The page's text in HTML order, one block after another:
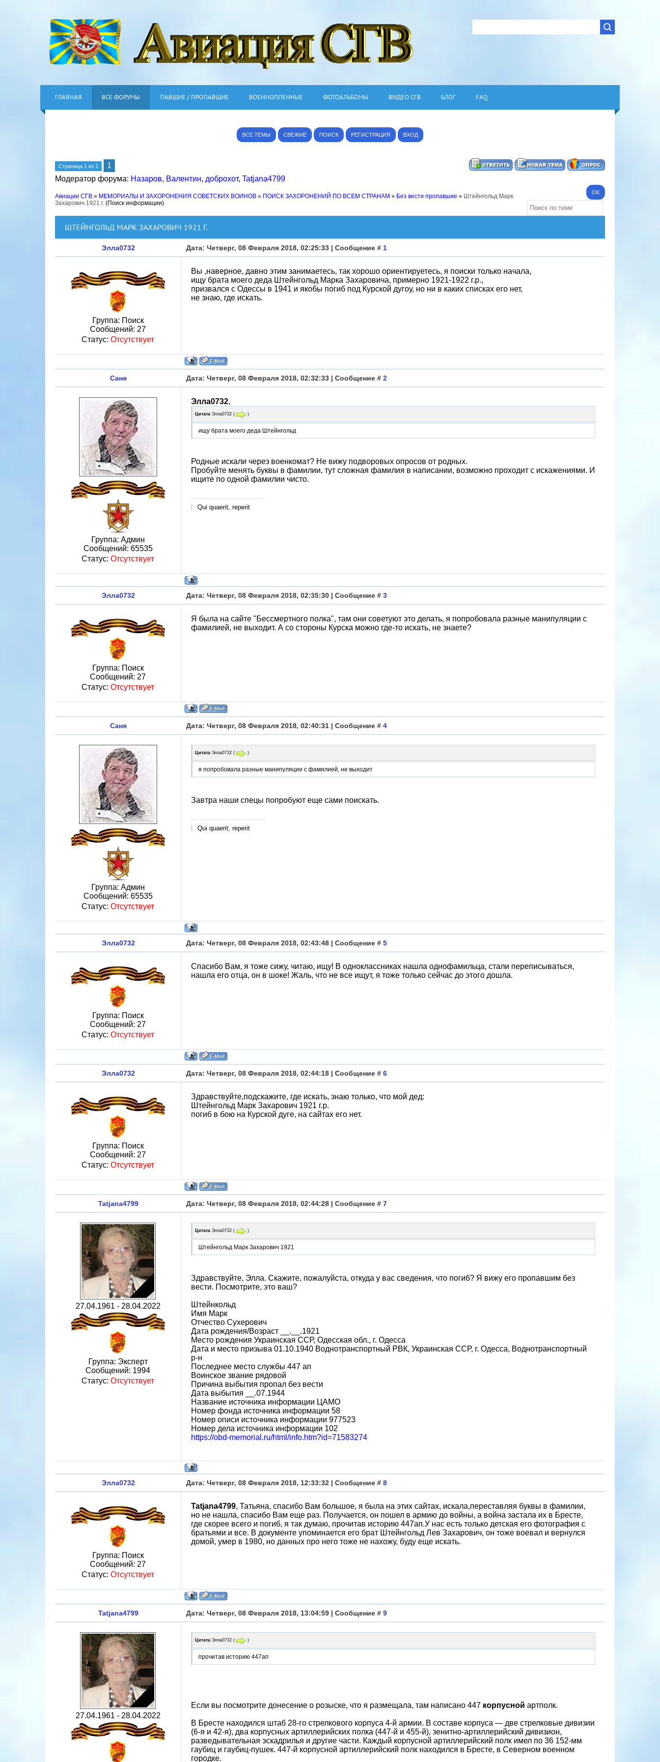
ГЛАВНАЯ ВСЕ ФОРУМЫ ПАВШИЕ / ПРОПАВШИЕ ВОЕННОПЛЕННЫЕ ФОТОАЛЬБОМЫ ВИДЕО СГВ БЛОГ FAQ
ВСЕ ТЕМЫ СВЕЖИЕ ПОИСК РЕГИСТРАЦИЯ ВХОД
Страница 1 из 1
1
Модератор форума: Назаров, Валентин, доброхот, Tatjana4799
Авиации СГВ » МЕМОРИАЛЫ И ЗАХОРОНЕНИЯ СОВЕТСКИХ ВОИНОВ » ПОИСК ЗАХОРОНЕНИЙ ПО ВСЕМ СТРАНАМ » Без вести пропавшие » Штейнгольд Марк
Захарович 1921 г. (Поиск информации)
ШТЕЙНГОЛЬД МАРК ЗАХАРОВИЧ 1921 Г.
Элла0732 Дата: Четверг, 08 Февраля 2018, 02:25:33 | Сообщение # 1
Группа: Поиск
Сообщений: 27
Статус: Отсутствует
Вы ,наверное, давно этим занимаетесь, так хорошо ориентируетесь, я поиски только начала,
ищу брата моего деда Штейнгольд Марка Захаровича, примерно 1921-1922 г.р.,
призвался с Одессы в 1941 и якобы погиб под Курской дугоу, но ни в каких списках его нет,
не знаю, где искать.
Саня Дата: Четверг, 08 Февраля 2018, 02:32:33 | Сообщение # 2
Группа: Админ
Сообщений: 65535
Статус: Отсутствует
Элла0732,
Цитата Элла0732 ( )
ищу брата моего деда Штейнгольд
Родные искали через военкомат? Не вижу подворовых опросов от родных.
Пробуйте менять буквы в фамилии, тут сложная фамилия в написании, возможно проходит с искажениями. И
ищите по одной фамилии чисто.
Qui quaerit, reperit
Элла0732 Дата: Четверг, 08 Февраля 2018, 02:35:30 | Сообщение # 3
Группа: Поиск
Сообщений: 27
Статус: Отсутствует
Я была на сайте "Бессмертного полка", там они советуют это делать, я попробовала разные манипуляции с
фамилией, не выходит. А со стороны Курска можно где-то искать, не знаете?
Саня Дата: Четверг, 08 Февраля 2018, 02:40:31 | Сообщение # 4
Группа: Админ
Сообщений: 65535
Статус: Отсутствует
Цитата Элла0732 ( )
я попробовала разные манипуляции с фамилией, не выходит
Завтра наши спецы попробуют еще сами поискать.
Qui quaerit, reperit
Элла0732 Дата: Четверг, 08 Февраля 2018, 02:43:48 | Сообщение # 5
Группа: Поиск
Сообщений: 27
Статус: Отсутствует
Спасибо Вам, я тоже сижу, читаю, ищу! В одноклассниках нашла однофамильца, стали переписываться,
нашла его отца, он в шоке! Жаль, что не все ищут, я тоже только сейчас до этого дошла.
Элла0732 Дата: Четверг, 08 Февраля 2018, 02:44:18 | Сообщение # 6
Группа: Поиск
Сообщений: 27
Статус: Отсутствует
Здравствуйте,подскажите, где искать, знаю только, что мой дед:
Штейнгольд Марк Захарович 1921 г.р.
погиб в бою на Курской дуге, на сайтах его нет.
Tatjana4799 Дата: Четверг, 08 Февраля 2018, 02:44:28 | Сообщение # 7
27.04.1961 - 28.04.2022
Группа: Эксперт
Сообщений: 1994
Статус: Отсутствует
Цитата Элла0732 ( )
Штейнгольд Марк Захарович 1921
Здравствуйте, Элла. Скажите, пожалуйста, откуда у вас сведения, что погиб? Я вижу его пропавшим без
вести. Посмотрите, это ваш?
Штейнкольд
Имя Марк
Отчество Сухерович
Дата рождения/Возраст __.__.1921
Место рождения Украинская ССР, Одесская обл., г. Одесса
Дата и место призыва 01.10.1940 Воднотранспортный РВК, Украинская ССР, г. Одесса, Воднотранспортный
р-н
Последнее место службы 447 ап
Воинское звание рядовой
Причина выбытия пропал без вести
Дата выбытия __.07.1944
Название источника информации ЦАМО
Номер фонда источника информации 58
Номер описи источника информации 977523
Номер дела источника информации 102
https://obd-memorial.ru/html/info.htm?id=71583274
Элла0732 Дата: Четверг, 08 Февраля 2018, 12:33:32 | Сообщение # 8
Группа: Поиск
Сообщений: 27
Статус: Отсутствует
Tatjana4799, Татьяна, спасибо Вам большое, я была на этих сайтах, искала,переставляя буквы в фамилии,
но не нашла, спасибо Вам еще раз. Получается, он пошел в армию до войны, а война застала их в Бресте,
где скорее всего и погиб, я так думаю, прочитав историю 447ап.У нас есть только детская его фотография с
братьями и все. В документе упоминается его брат Штейнгольд Лев Захарович, он тоже воевал и вернулся
домой, умер в 1980, но данных про него тоже не нахожу, буду еще искать.
Tatjana4799 Дата: Четверг, 08 Февраля 2018, 13:04:59 | Сообщение # 9
27.04.1961 - 28.04.2022
Цитата Элла0732 ( )
прочитав историю 447ап
Если вы посмотрите донесение о розыске, что я размещала, там написано 447 корпусной артполк.
В Бресте находился штаб 28-го стрелкового корпуса 4-й армии. В составе корпуса — две стрелковые дивизии
(6-я и 42-я), два корпусных артиллерийских полка (447-й и 455-й), зенитно-артиллерийский дивизион,
разведывательная эскадрилья и другие части. Каждый корпусной артиллерийский полк имел по 36 152-мм
гаубиц и гаубиц-пушек. 447-й корпусной артиллерийский полк находился в Бресте, в Северном военном
городке.